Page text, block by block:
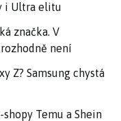
i Ultra elitu
značka. V
není
Z? Samsung chystá
Temu a Shein